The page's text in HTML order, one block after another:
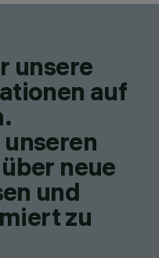
unsere
auf
neue
und
zu